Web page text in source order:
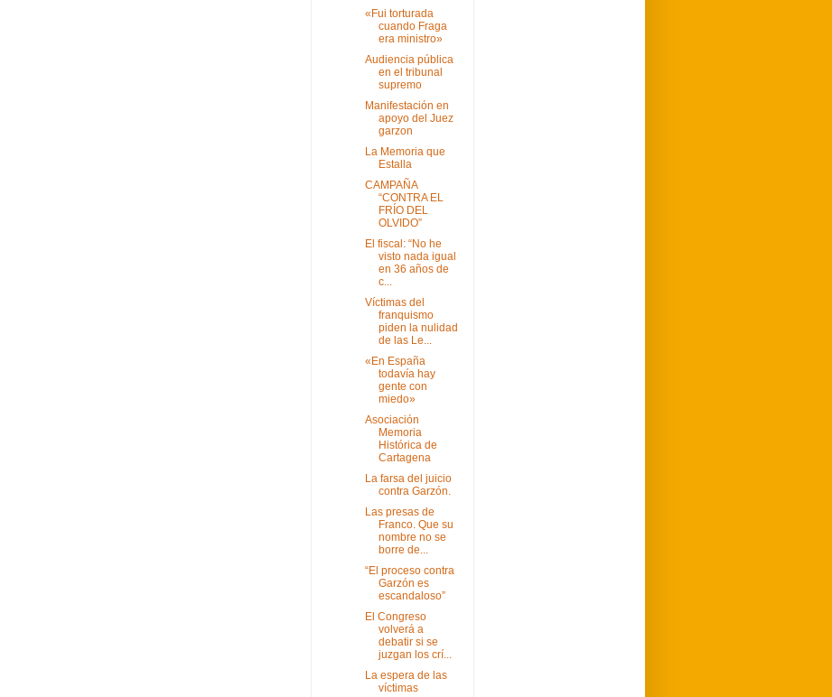
«Fui torturada
cuando Fraga
era ministro»
Audiencia pública
en el tribunal
supremo
Manifestación en
apoyo del Juez
garzon
La Memoria que
Estalla
CAMPAÑA
“CONTRA EL
FRÍO DEL
OLVIDO”
El fiscal: “No he
visto nada igual
en 36 años de
c...
Víctimas del
franquismo
piden la nulidad
de las Le...
«En España
todavía hay
gente con
miedo»
Asociación
Memoria
Histórica de
Cartagena
La farsa del juicio
contra Garzón.
Las presas de
Franco. Que su
nombre no se
borre de...
“El proceso contra
Garzón es
escandaloso”
El Congreso
volverá a
debatir si se
juzgan los crí...
La espera de las
víctimas